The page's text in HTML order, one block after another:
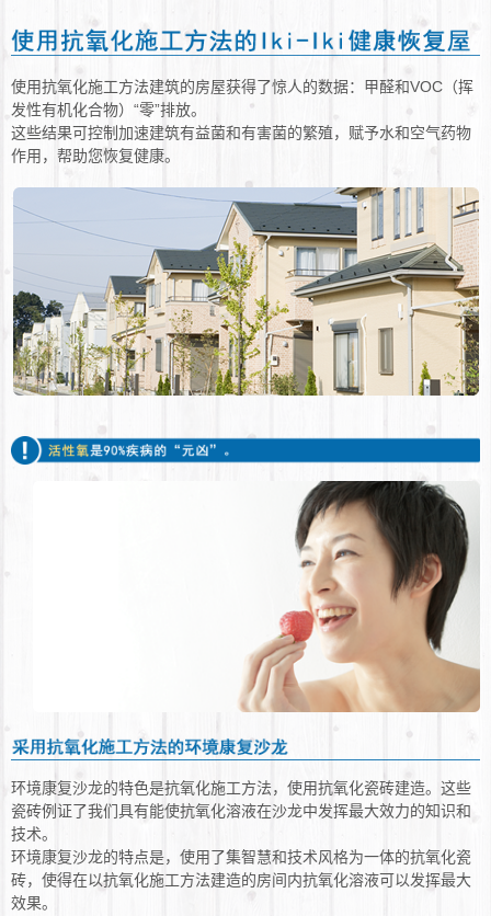
使用抗氧化施工方法建筑的房屋获得了惊人的数据：甲醛和VOC（挥
发性有机化合物）“零”排放。
这些结果可控制加速建筑有益菌和有害菌的繁殖，赋予水和空气药物
作用，帮助您恢复健康。
环境康复沙龙的特色是抗氧化施工方法，使用抗氧化瓷砖建造。这些
瓷砖例证了我们具有能使抗氧化溶液在沙龙中发挥最大效力的知识和
技术。
环境康复沙龙的特点是，使用了集智慧和技术风格为一体的抗氧化瓷
砖，使得在以抗氧化施工方法建造的房间内抗氧化溶液可以发挥最大
效果。